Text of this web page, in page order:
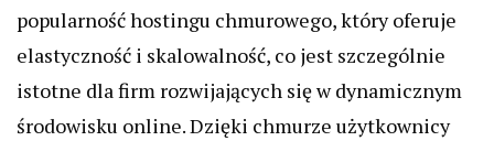
popularność hostingu chmurowego, który oferuje
elastyczność i skalowalność, co jest szczególnie
istotne dla firm rozwijających się w dynamicznym
środowisku online. Dzięki chmurze użytkownicy